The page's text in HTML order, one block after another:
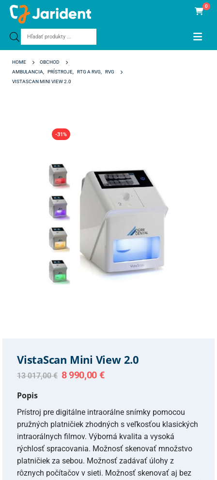
Products
0
HOME
OBCHOD
AMBULANCIA, PRÍSTROJE, RTG A RVG,
RVG
VISTASCAN MINI VIEW 2.0
-31%
VistaScan Mini View 2.0
13 017,00€ Original
017,00 €.
8 990,00 €Current
990,00 €.
Popis
Prístroj pre digitálne intraorálne snímky pomocou
pružných platničiek zhodných s veľkosťou klasických
intraorálnych filmov. Výborná kvalita a vysoká
rýchlosť spracovania. Možnosť skenovať množstvo
platničiek za sebou. Možnosť zadávať úlohy z
rôznych počítačov v sieti. Možnosť skenovať aj bez